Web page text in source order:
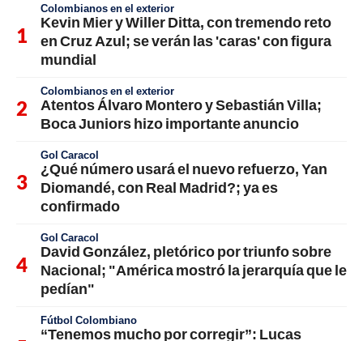
Colombianos en el exterior
Kevin Mier y Willer Ditta, con tremendo reto
en Cruz Azul; se verán las 'caras' con figura
mundial
Colombianos en el exterior
Atentos Álvaro Montero y Sebastián Villa;
Boca Juniors hizo importante anuncio
Gol Caracol
¿Qué número usará el nuevo refuerzo, Yan
Diomandé, con Real Madrid?; ya es
confirmado
Gol Caracol
David González, pletórico por triunfo sobre
Nacional; "América mostró la jerarquía que le
pedían"
Fútbol Colombiano
“Tenemos mucho por corregir”: Lucas